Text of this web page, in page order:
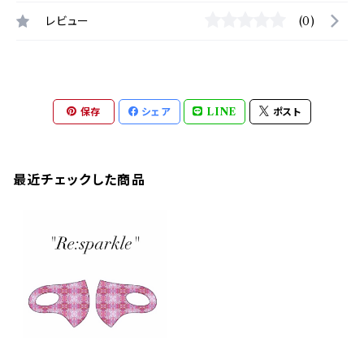
レビュー (0)
保存 シェア LINE ポスト
最近チェックした商品